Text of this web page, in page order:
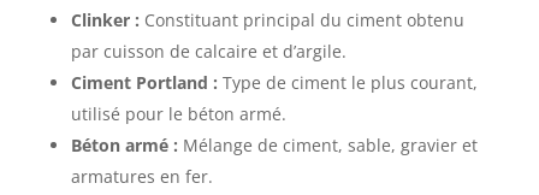
Clinker : Constituant principal du ciment obtenu
par cuisson de calcaire et d’argile.
Ciment Portland : Type de ciment le plus courant,
utilisé pour le béton armé.
Béton armé : Mélange de ciment, sable, gravier et
armatures en fer.